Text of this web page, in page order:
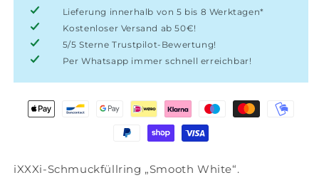
Lieferung innerhalb von 5 bis 8 Werktagen*
Kostenloser Versand ab 50€!
5/5 Sterne Trustpilot-Bewertung!
Per Whatsapp immer schnell erreichbar!
iXXXi-Schmuckfüllring „Smooth White“.